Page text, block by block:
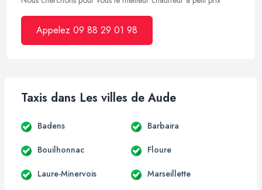
Appelez 09 88 29 01 98
Taxis dans Les villes de Aude
Badens Barbaira
Bouilhonnac Floure
Laure-Minervois Marseillette